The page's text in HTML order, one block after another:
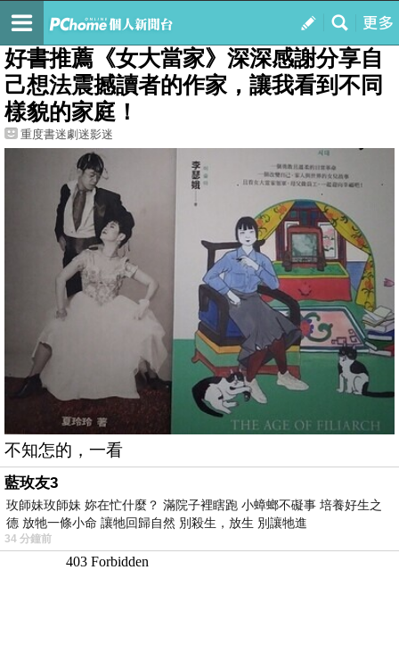
我的
最新文章
好書推薦《女大當家》深深感謝分享自
己想法震撼讀者的作家，讓我看到不同
樣貌的家庭！
重度書迷劇迷影迷
不知怎的，一看
藍玫友3
玫師妹玫師妹 妳在忙什麼？ 滿院子裡瞎跑 小蟑螂不礙事 培養好生之
德 放牠一條小命 讓牠回歸自然 別殺生，放生 別讓牠進
34 分鐘前